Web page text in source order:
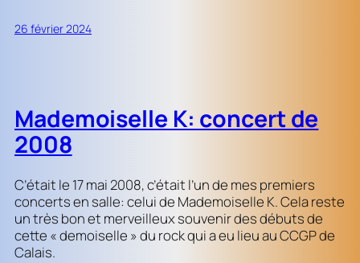
26 février 2024
Mademoiselle K: concert de
2008
C’était le 17 mai 2008, c’était l’un de mes premiers
concerts en salle: celui de Mademoiselle K. Cela reste
un très bon et merveilleux souvenir des débuts de
cette « demoiselle » du rock qui a eu lieu au CCGP de
Calais.